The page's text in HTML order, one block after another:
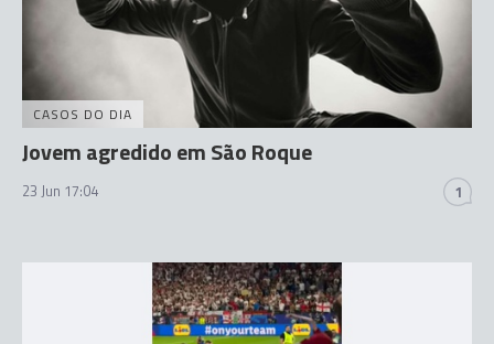
CASOS DO DIA
Jovem agredido em São Roque
23 Jun 17:04 1